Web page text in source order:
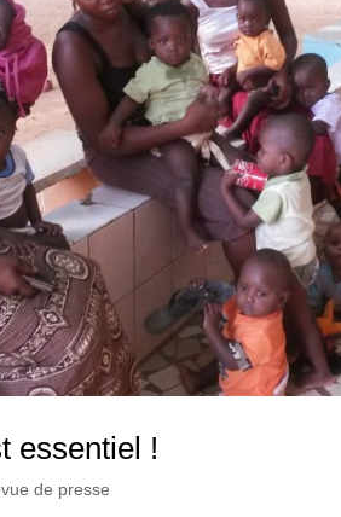
essentiel !
de presse